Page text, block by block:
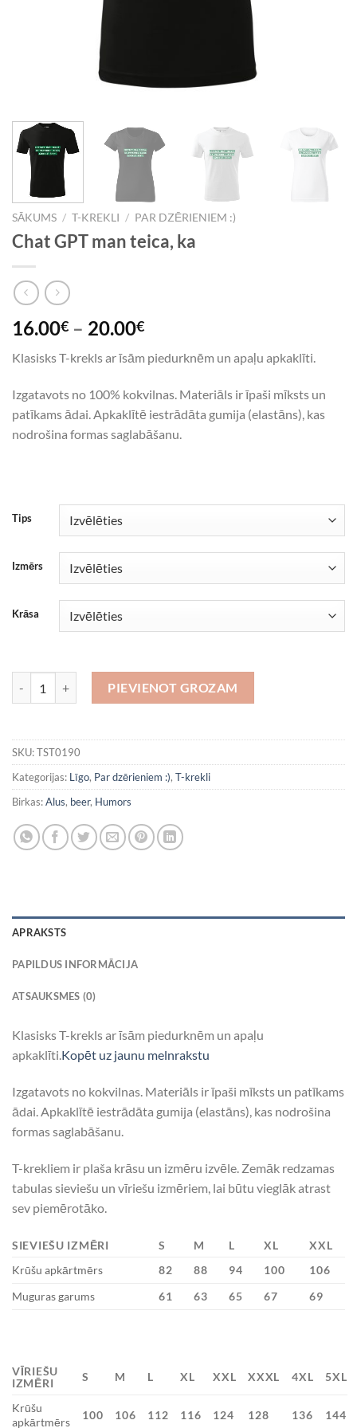
SĀKUMS / T-KREKLI / PAR DZĒRIENIEM :)
Chat GPT man teica, ka
16.00€ – 20.00€
Klasisks T-krekls ar īsām piedurknēm un apaļu apkaklīti.
Izgatavots no 100% kokvilnas. Materiāls ir īpaši mīksts un
patīkams ādai. Apkaklītē iestrādāta gumija (elastāns), kas
nodrošina formas saglabāšanu.
Tips
Izmērs
Krāsa
PIEVIENOT GROZAM
SKU:TST0190
Kategorijas: Līgo, Par dzērieniem :), T-krekli
Birkas:Alus, beer, Humors
APRAKSTS
PAPILDUS INFORMĀCIJA
ATSAUKSMES (0)
Klasisks T-krekls ar īsām piedurknēm un apaļu
apkaklīti.Kopēt uz jaunu melnrakstu
Izgatavots no kokvilnas. Materiāls ir īpaši mīksts un patīkams
ādai. Apkaklītē iestrādāta gumija (elastāns), kas nodrošina
formas saglabāšanu.
T-krekliem ir plaša krāsu un izmēru izvēle. Zemāk redzamas
tabulas sieviešu un vīriešu izmēriem, lai būtu vieglāk atrast
sev piemērotāko.
SIEVIEŠU IZMĒRI S M L XL
XXL
Krūšu apkārtmērs
82 88 94 100
106
Muguras garums
61 63 65 67 69
VĪRIEŠU
IZMĒRI
S M L XL XXL XXXL 4XL 5XL
Krūšu
apkārtmērs
100 106 112 116 124 128 136 144